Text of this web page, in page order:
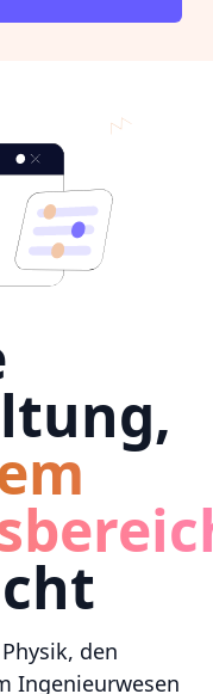
den
Ingenieurwesen